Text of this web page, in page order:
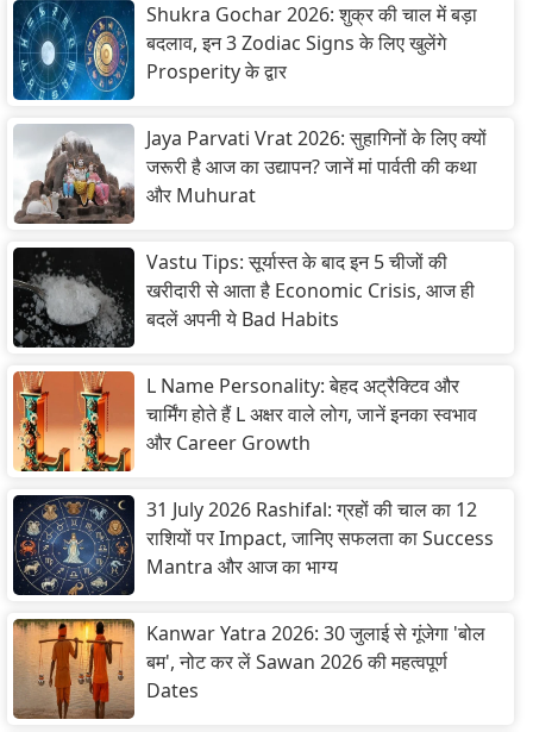
Shukra Gochar 2026: शुक्र की चाल में बड़ा
बदलाव, इन 3 Zodiac Signs के लिए खुलेंगे
Prosperity के द्वार
Jaya Parvati Vrat 2026: सुहागिनों के लिए क्यों
जरूरी है आज का उद्यापन? जानें मां पार्वती की कथा
और Muhurat
Vastu Tips: सूर्यास्त के बाद इन 5 चीजों की
खरीदारी से आता है Economic Crisis, आज ही
बदलें अपनी ये Bad Habits
L Name Personality: बेहद अट्रैक्टिव और
चार्मिंग होते हैं L अक्षर वाले लोग, जानें इनका स्वभाव
और Career Growth
31 July 2026 Rashifal: ग्रहों की चाल का 12
राशियों पर Impact, जानिए सफलता का Success
Mantra और आज का भाग्य
Kanwar Yatra 2026: 30 जुलाई से गूंजेगा 'बोल
बम', नोट कर लें Sawan 2026 की महत्वपूर्ण
Dates